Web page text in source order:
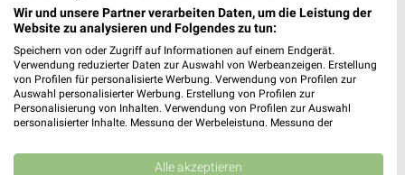
✔Standortgenaue Angebote
✔Folge deinem Lieblingshändler
✔Push-Benachrichtigungen bei neuen Prospekten
✔ Einkaufsliste - Einkauf stressfrei planen
JETZT LADEN UND SPAREN!
Wir und unsere Partner verarbeiten Daten, um die Leistung der
Website zu analysieren und Folgendes zu tun:
Speichern von oder Zugriff auf Informationen auf einem Endgerät.
Verwendung reduzierter Daten zur Auswahl von Werbeanzeigen. Erstellung
von Profilen für personalisierte Werbung. Verwendung von Profilen zur
Auswahl personalisierter Werbung. Erstellung von Profilen zur
Personalisierung von Inhalten. Verwendung von Profilen zur Auswahl
personalisierter Inhalte. Messung der Werbeleistung. Messung der
Kombinationen von Daten aus verschiedenen Quellen. Entwicklung und
Verbesserung der Angebote. Verwendung reduzierter Daten zur Auswahl
Alle akzeptieren